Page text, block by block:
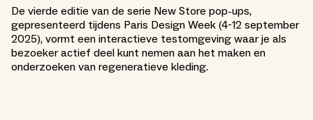
De vierde editie van de serie New Store pop-ups,
gepresenteerd tijdens Paris Design Week (4-12 september
2025), vormt een interactieve testomgeving waar je als
bezoeker actief deel kunt nemen aan het maken en
onderzoeken van regeneratieve kleding.